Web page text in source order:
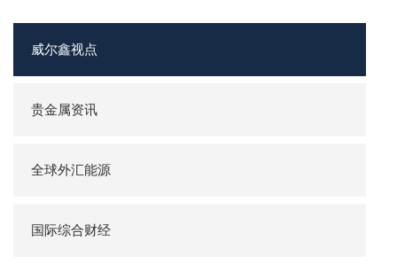
威尔鑫视点
贵金属资讯
全球外汇能源
国际综合财经